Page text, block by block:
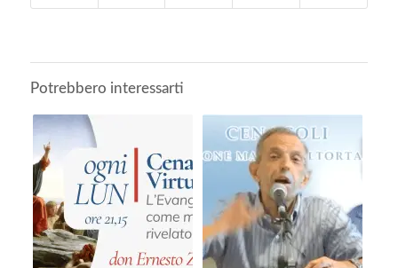
Potrebbero interessarti